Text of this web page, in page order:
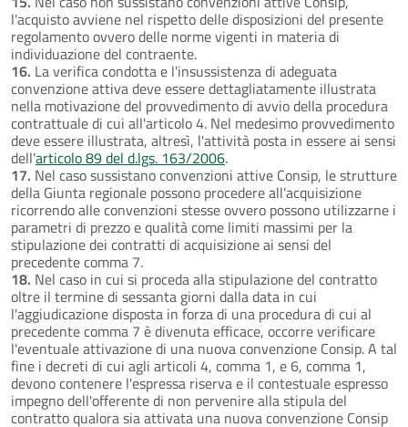
l'acquisto avviene nel rispetto delle disposizioni del presente
regolamento ovvero delle norme vigenti in materia di
individuazione del contraente.
16. La verifica condotta e l'insussistenza di adeguata
convenzione attiva deve essere dettagliatamente illustrata
nella motivazione del provvedimento di avvio della procedura
contrattuale di cui all'articolo 4. Nel medesimo provvedimento
deve essere illustrata, altresì, l'attività posta in essere ai sensi
dell'articolo 89 del d.lgs. 163/2006.
17. Nel caso sussistano convenzioni attive Consip, le strutture
della Giunta regionale possono procedere all'acquisizione
ricorrendo alle convenzioni stesse ovvero possono utilizzarne i
parametri di prezzo e qualità come limiti massimi per la
stipulazione dei contratti di acquisizione ai sensi del
precedente comma 7.
18. Nel caso in cui si proceda alla stipulazione del contratto
oltre il termine di sessanta giorni dalla data in cui
l'aggiudicazione disposta in forza di una procedura di cui al
precedente comma 7 è divenuta efficace, occorre verificare
l'eventuale attivazione di una nuova convenzione Consip. A tal
fine i decreti di cui agli articoli 4, comma 1, e 6, comma 1,
devono contenere l'espressa riserva e il contestuale espresso
impegno dell'offerente di non pervenire alla stipula del
contratto qualora sia attivata una nuova convenzione Consip